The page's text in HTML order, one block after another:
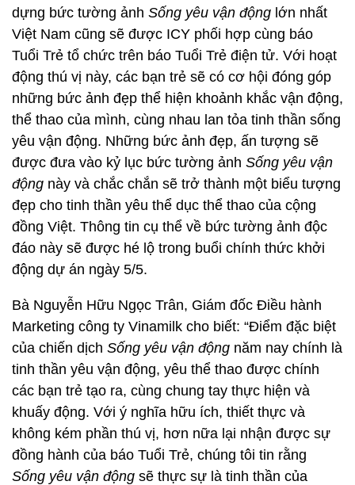
dựng bức tường ảnh Sống yêu vận động lớn nhất
Việt Nam cũng sẽ được ICY phối hợp cùng báo
Tuổi Trẻ tổ chức trên báo Tuổi Trẻ điện tử. Với hoạt
động thú vị này, các bạn trẻ sẽ có cơ hội đóng góp
những bức ảnh đẹp thể hiện khoảnh khắc vận động,
thể thao của mình, cùng nhau lan tỏa tinh thần sống
yêu vận động. Những bức ảnh đẹp, ấn tượng sẽ
được đưa vào kỷ lục bức tường ảnh Sống yêu vận
động này và chắc chắn sẽ trở thành một biểu tượng
đẹp cho tinh thần yêu thể dục thể thao của cộng
đồng Việt. Thông tin cụ thể về bức tường ảnh độc
đáo này sẽ được hé lộ trong buổi chính thức khởi
động dự án ngày 5/5.
Bà Nguyễn Hữu Ngọc Trân, Giám đốc Điều hành
Marketing công ty Vinamilk cho biết: “Điểm đặc biệt
của chiến dịch Sống yêu vận động năm nay chính là
tinh thần yêu vận động, yêu thể thao được chính
các bạn trẻ tạo ra, cùng chung tay thực hiện và
khuấy động. Với ý nghĩa hữu ích, thiết thực và
không kém phần thú vị, hơn nữa lại nhận được sự
đồng hành của báo Tuổi Trẻ, chúng tôi tin rằng
Sống yêu vận động sẽ thực sự là tinh thần của